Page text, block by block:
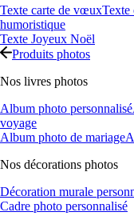
Texte carte de vœuxTexte
humoristique
Texte Joyeux Noël
Produits photos
Nos livres photos
Album photo personnalisé
voyage
Album photo de mariage
Nos décorations photos
Décoration murale
Cadre photo personnalisé